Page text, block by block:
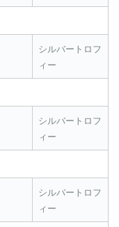
シルバートロフ
ィー
シルバートロフ
ィー
シルバートロフ
ィー